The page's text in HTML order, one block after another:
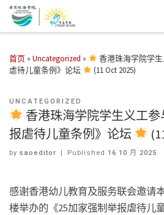
首页 » Uncategorized »
香港珠海学院学
虐待儿童条例》论坛
(11 Oct 2025)
UNCATEGORIZED
香港珠海学院学生义工
报虐待儿童条例》论坛
by saoeditor | Published16 10 月 2025
感谢香港幼儿教育及服务联会邀请
楼举办的《25加家强制举报虐待儿